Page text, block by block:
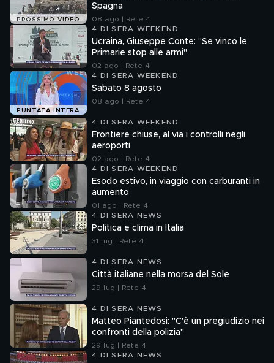
PROSSIMO VIDEO
Spagna
08 ago | Rete 4
4 DI SERA WEEKEND
Ucraina, Giuseppe Conte: "Se vinco le
Primarie stop alle armi"
02 ago | Rete 4
PUNTATA INTERA
4 DI SERA WEEKEND
Sabato 8 agosto
08 ago | Rete 4
4 DI SERA WEEKEND
Frontiere chiuse, al via i controlli negli
aeroporti
02 ago | Rete 4
4 DI SERA WEEKEND
Esodo estivo, in viaggio con carburanti in
aumento
01 ago | Rete 4
4 DI SERA NEWS
Politica e clima in Italia
31 lug | Rete 4
4 DI SERA NEWS
Città italiane nella morsa del Sole
29 lug | Rete 4
4 DI SERA NEWS
Matteo Piantedosi: "C'è un pregiudizio nei
confronti della polizia"
29 lug | Rete 4
4 DI SERA NEWS